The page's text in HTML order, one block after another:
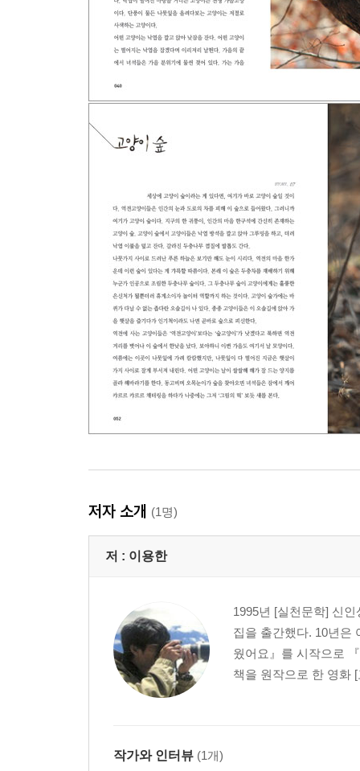
저자 소개 (1명)
저 : 이용한
1995년 [실천문학] 신
집을 출간했다. 10년은
웠어요』를 시작으로
책을 원작으로 한 영화
작가와 인터뷰 (1개)